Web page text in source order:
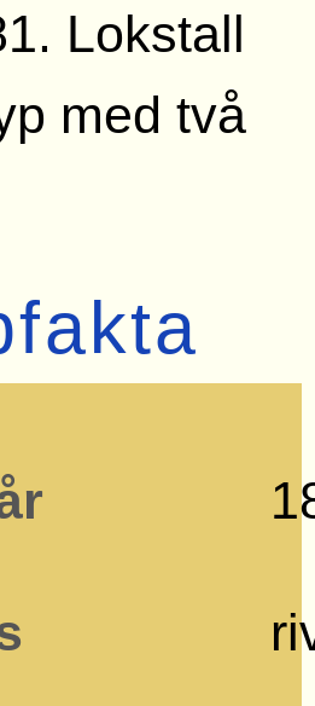
Lokstall
med två